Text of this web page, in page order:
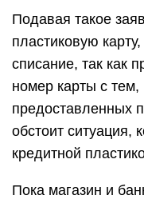
Подавая такое
пластиковую
списание, так как
номер карты с тем,
предоставленных
обстоит ситуация,
кредитной
Пока магазин и